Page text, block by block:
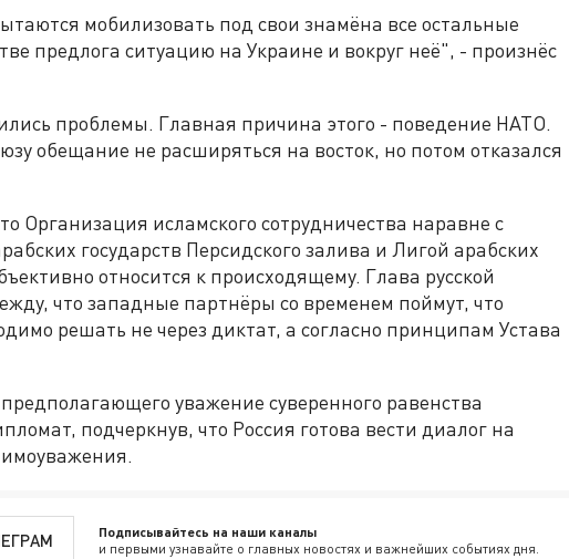
мобилизовать под свои знамёна все остальные
предлога ситуацию на Украине и вокруг неё", - произнёс
проблемы. Главная причина этого - поведение НАТО.
обещание не расширяться на восток, но потом отказался
Организация исламского сотрудничества наравне с
государств Персидского залива и Лигой арабских
относится к происходящему. Глава русской
что западные партнёры со временем поймут, что
решать не через диктат, а согласно принципам Устава
уважение суверенного равенства
подчеркнув, что Россия готова вести диалог на
Подписывайтесь на наши каналы
и первыми узнавайте о главных новостях и важнейших событиях дня.